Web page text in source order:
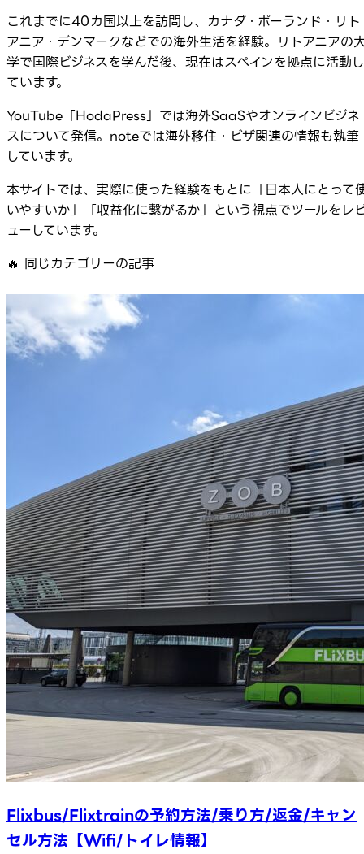
これまでに40カ国以上を訪問し、カナダ・ポーランド・リト
アニア・デンマークなどでの海外生活を経験。リトアニアの
学で国際ビジネスを学んだ後、現在はスペインを拠点に活動し
ています。
YouTube「HodaPress」では海外SaaSやオンラインビジネ
スについて発信。noteでは海外移住・ビザ関連の情報も執筆
しています。
本サイトでは、実際に使った経験をもとに「日本人にとって
いやすいか」「収益化に繋がるか」という視点でツールをレ
ューしています。
🔥 同じカテゴリーの記事
Flixbus/Flixtrainの予約方法/乗り方/返金/キャン
セル方法【Wifi/トイレ情報】